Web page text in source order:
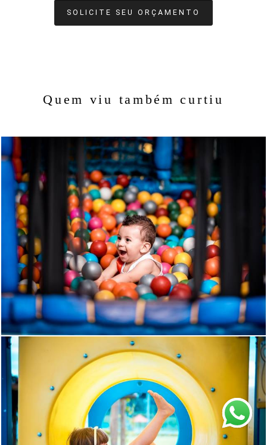
SOLICITE SEU ORÇAMENTO
Quem viu também curtiu
1228 83